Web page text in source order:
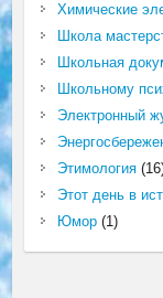
Химические
Школа
Школьная
Школьному
Электронный
Этимология
Этот день в
Юмор(1)